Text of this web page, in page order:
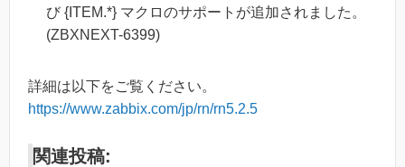
び {ITEM.*} マクロのサポートが追加されました。
(ZBXNEXT-6399)
詳細は以下をご覧ください。
https://www.zabbix.com/jp/rn/rn5.2.5
関連投稿: